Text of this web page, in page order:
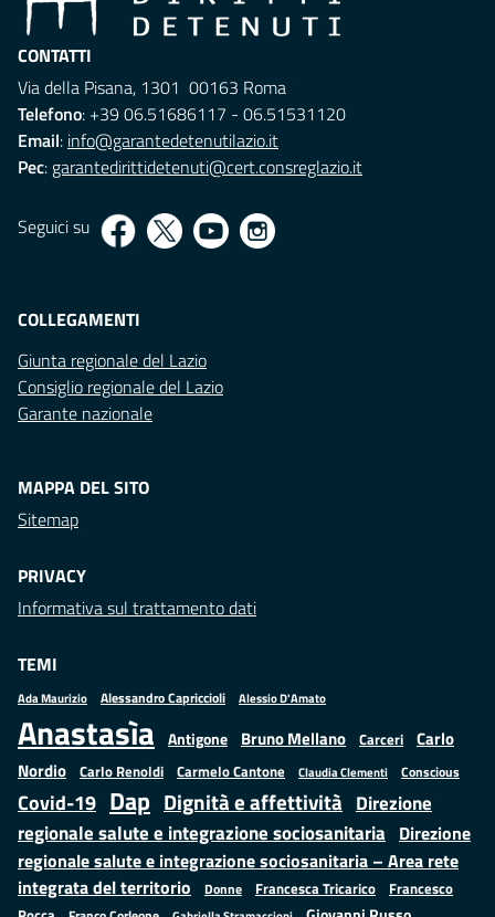
CONTATTI
Via della Pisana, 1301 00163 Roma
Telefono: +39 06.51686117 - 06.51531120
Email: info@garantedetenutilazio.it
Pec: garantedirittidetenuti@cert.consreglazio.it
Seguici su
COLLEGAMENTI
Giunta regionale del Lazio
Consiglio regionale del Lazio
Garante nazionale
MAPPA DEL SITO
Sitemap
PRIVACY
Informativa sul trattamento dati
TEMI
Ada Maurizio Alessandro Capriccioli Alessio D'Amato
Anastasìa Antigone Bruno Mellano Carceri
Carlo
Nordio Carlo Renoldi Carmelo Cantone Claudia Clementi Conscious
Covid-19 Dap Dignità e affettività Direzione
regionale salute e integrazione sociosanitaria Direzione
regionale salute e integrazione sociosanitaria – Area rete
integrata del territorio
Donne Francesca Tricarico
Francesco